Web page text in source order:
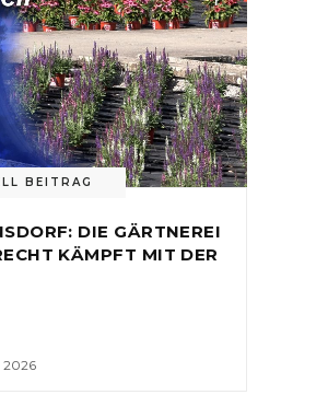
BEITRAG
DIE GÄRTNEREI
KÄMPFT MIT DER
2026